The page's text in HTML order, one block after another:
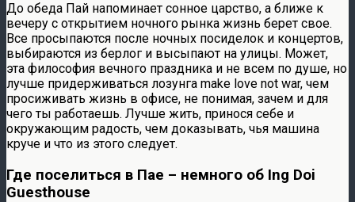
До обеда Пай напоминает сонное царство, а ближе к
вечеру с открытием ночного рынка жизнь берет свое.
Все просыпаются после ночных посиделок и концертов,
выбираются из берлог и высыпают на улицы. Может,
эта философия вечного праздника и не всем по душе, но
лучше придерживаться лозунга make love not war, чем
просиживать жизнь в офисе, не понимая, зачем и для
чего ты работаешь. Лучше жить, принося себе и
окружающим радость, чем доказывать, чья машина
круче и что из этого следует.
Где поселиться в Пае – немного об Ing Doi
Guesthouse